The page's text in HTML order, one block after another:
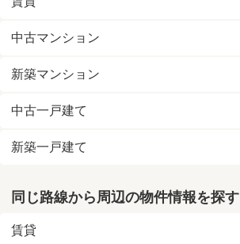
中古マンション
新築マンション
中古一戸建て
新築一戸建て
同じ路線から周辺の物件情報を探す
賃貸